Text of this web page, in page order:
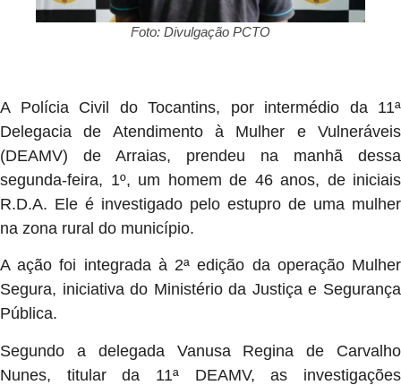
Foto: Divulgação PCTO
A Polícia Civil do Tocantins, por intermédio da 11ª
Delegacia de Atendimento à Mulher e Vulneráveis
(DEAMV) de Arraias, prendeu na manhã dessa
segunda-feira, 1º, um homem de 46 anos, de iniciais
R.D.A. Ele é investigado pelo estupro de uma mulher
na zona rural do município.
A ação foi integrada à 2ª edição da operação Mulher
Segura, iniciativa do Ministério da Justiça e Segurança
Pública.
Segundo a delegada Vanusa Regina de Carvalho
Nunes, titular da 11ª DEAMV, as investigações